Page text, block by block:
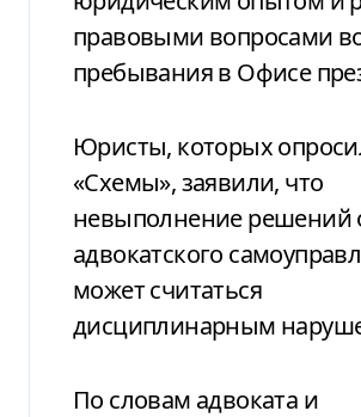
правовыми вопросами
пребывания в Офисе
Юристы, которых
«Схемы», заявили, что
невыполнение решений
адвокатского
может считаться
дисциплинарным
По словам адвоката и